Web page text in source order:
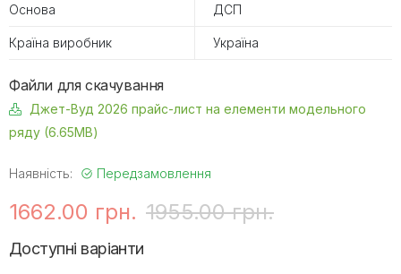
Основа ДСП
Країна виробник Україна
Файли для скачування
Джет-Вуд 2026 прайс-лист на елементи модельного
ряду (6.65MB)
Наявність: Передзамовлення
1662.00 грн. 1955.00 грн.
Доступні варіанти